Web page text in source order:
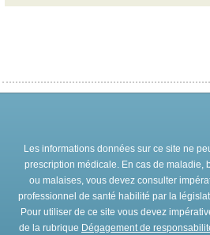
Les informations données sur ce site ne
prescription médicale. En cas de maladie,
ou malaises, vous devez consulter
professionnel de santé habilité par la
Pour utiliser de ce site vous devez
de la rubrique Dégagement de